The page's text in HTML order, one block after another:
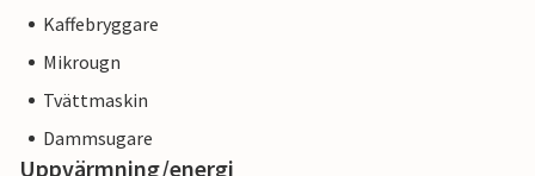
Kaffebryggare
Mikrougn
Tvättmaskin
Dammsugare
Uppvärmning/energi